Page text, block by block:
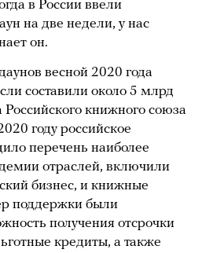
в России ввели
на две недели, у нас
он.
весной 2020 года
составили около 5 млрд
Российского книжного союза
году российское
перечень наиболее
отраслей, включили
бизнес, и книжные
поддержки были
получения отсрочки
кредиты, а также